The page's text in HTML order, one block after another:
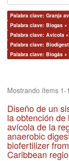
Palabra clave: Granja
Palabra clave: Biogas ×
Palabra clave: Avícola ×
Palabra clave:
Palabra clave: Biogás ×
Mostrando ítems 1-
Diseño de un
la obtención
avícola de la
anaerobic
biofertilizer
Caribbean